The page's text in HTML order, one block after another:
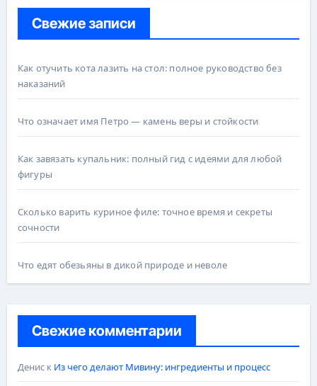
Свежие записи
Как отучить кота лазить на стол: полное руководство без
наказаний
Что означает имя Петро — камень веры и стойкости
Как завязать купальник: полный гид с идеями для любой
фигуры
Сколько варить куриное филе: точное время и секреты
сочности
Что едят обезьяны в дикой природе и неволе
Свежие комментарии
Дениск Из чего делают Мивину: ингредиенты и процесс